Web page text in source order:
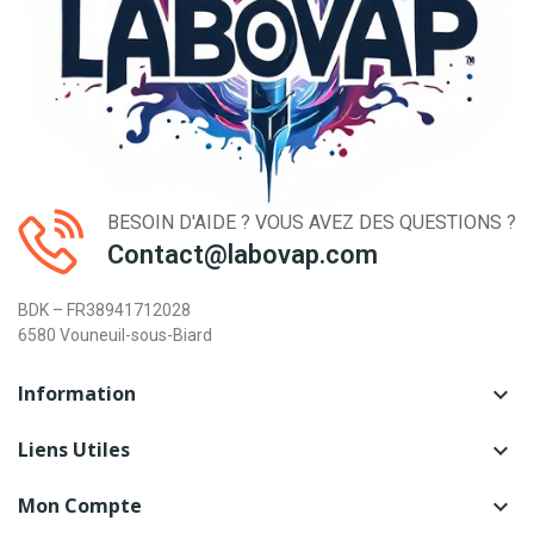
BESOIN D'AIDE ? VOUS AVEZ DES QUESTIONS ?
Contact@labovap.com
BDK – FR38941712028
6580 Vouneuil-sous-Biard
Information 
Liens Utiles 
Mon Compte 